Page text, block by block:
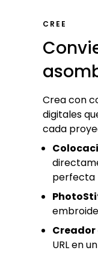
CREE
Crea con
digitales
cada
perfecta
Creador
URL en